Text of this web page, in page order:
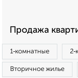
Продажа
1‑комнатные
Вторичное жилье